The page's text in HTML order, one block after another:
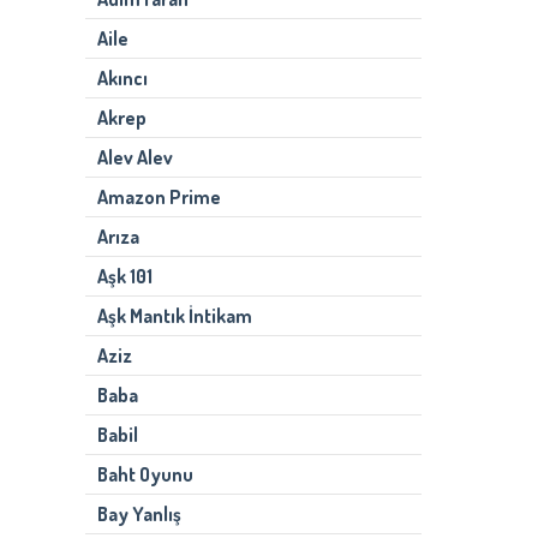
Aile
Akıncı
Akrep
Alev Alev
Amazon Prime
Arıza
Aşk 101
Aşk Mantık İntikam
Aziz
Baba
Babil
Baht Oyunu
Bay Yanlış